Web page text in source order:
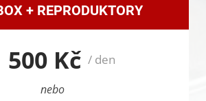
+ REPRODUKTORY
500 Kč / den
nebo